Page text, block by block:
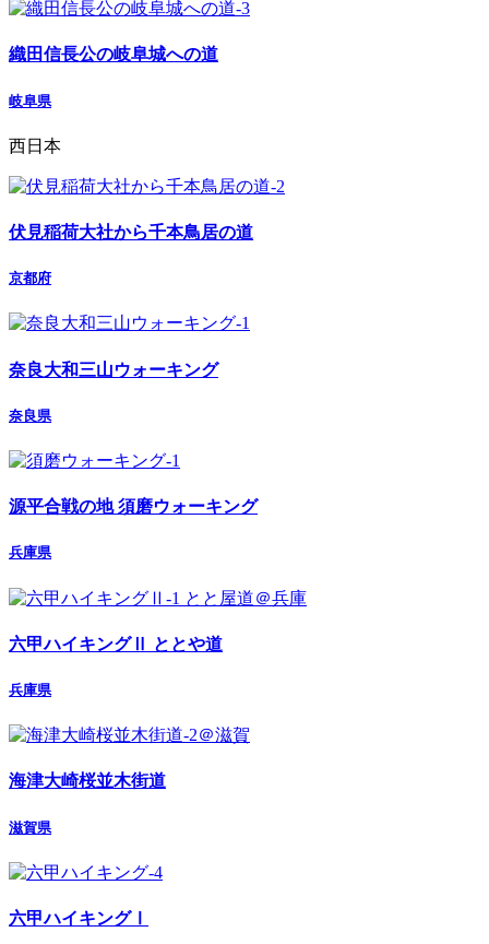
織田信長公の岐阜城への道
岐阜県
西日本
伏見稲荷大社から千本鳥居の道
京都府
奈良大和三山ウォーキング
奈良県
源平合戦の地 須磨ウォーキング
兵庫県
六甲ハイキングⅡ ととや道
兵庫県
海津大崎桜並木街道
滋賀県
六甲ハイキングⅠ